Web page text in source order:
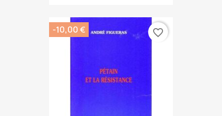
-10,00 € favorite_border